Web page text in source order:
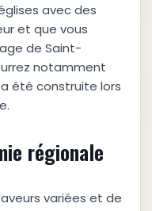
avec des
et que vous
de Saint-
notamment
a été construite lors
régionale
variées et de